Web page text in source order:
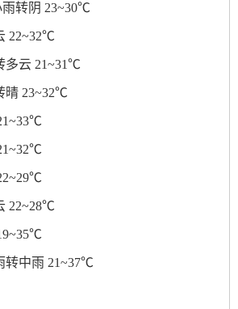
雨转阴 23~30℃
22~32℃
多云 21~31℃
晴 23~32℃
22~28℃
转中雨 21~37℃